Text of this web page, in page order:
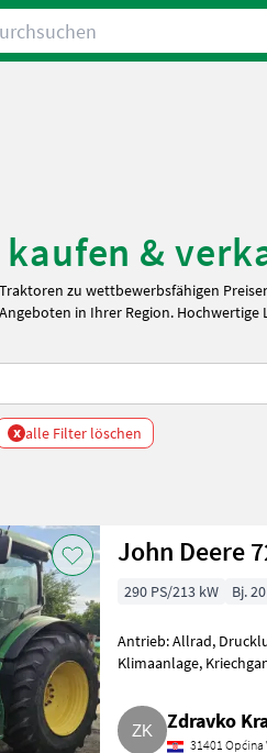
&
zu wettbewerbsfähigen
in Ihrer Region. Hochwertige
x alle Filter löschen
John Deere
290 PS/213 kW Bj.
Antrieb: Allrad,
Klimaanlage,
Zdravko
31401 Općina